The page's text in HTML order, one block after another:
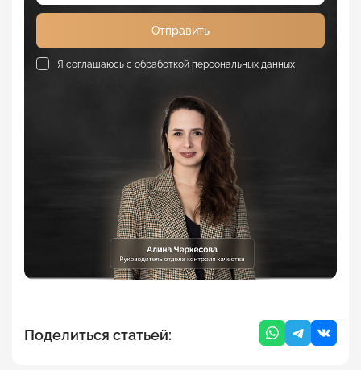
Отправить
Я соглашаюсь с обработкой персональных данных
Поделиться статьей: